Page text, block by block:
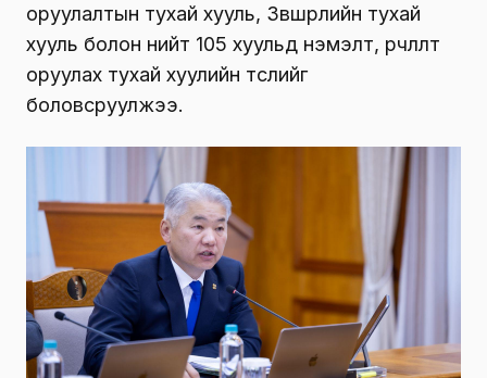
оруулалтын тухай хууль, Зөвшөөрлийн тухай
хууль болон нийт 105 хуульд нэмэлт, өөрчлөлт
оруулах тухай хуулийн төслийг
боловсруулжээ.